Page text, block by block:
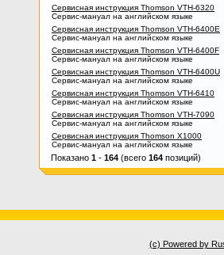
Сервисная инструкция Thomson VTH-6320
Сервис-мануал на английском языке
Сервисная инструкция Thomson VTH-6400E
Сервис-мануал на английском языке
Сервисная инструкция Thomson VTH-6400F
Сервис-мануал на английском языке
Сервисная инструкция Thomson VTH-6400U
Сервис-мануал на английском языке
Сервисная инструкция Thomson VTH-6410
Сервис-мануал на английском языке
Сервисная инструкция Thomson VTH-7090
Сервис-мануал на английском языке
Сервисная инструкция Thomson X1000
Сервис-мануал на английском языке
Показано 1 - 164 (всего 164 позиций)
(c) Powered by